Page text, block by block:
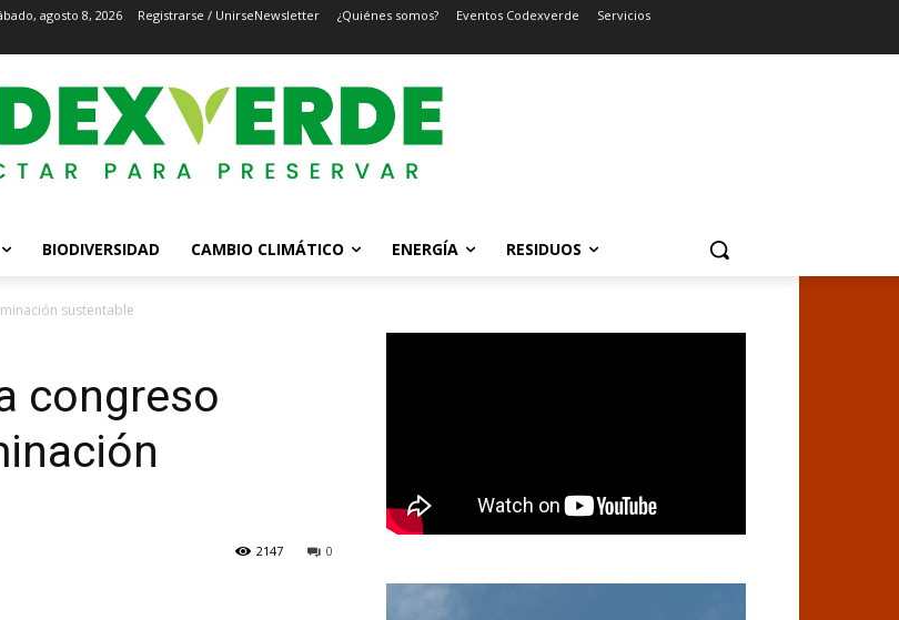
agosto 8, 2026 Registrarse / UnirseNewsletter ¿Quiénes somos? Eventos Codexverde Servicios
BIODIVERSIDAD CAMBIO CLIMÁTICO ENERGÍA RESIDUOS
sustentable
congreso
0
2147